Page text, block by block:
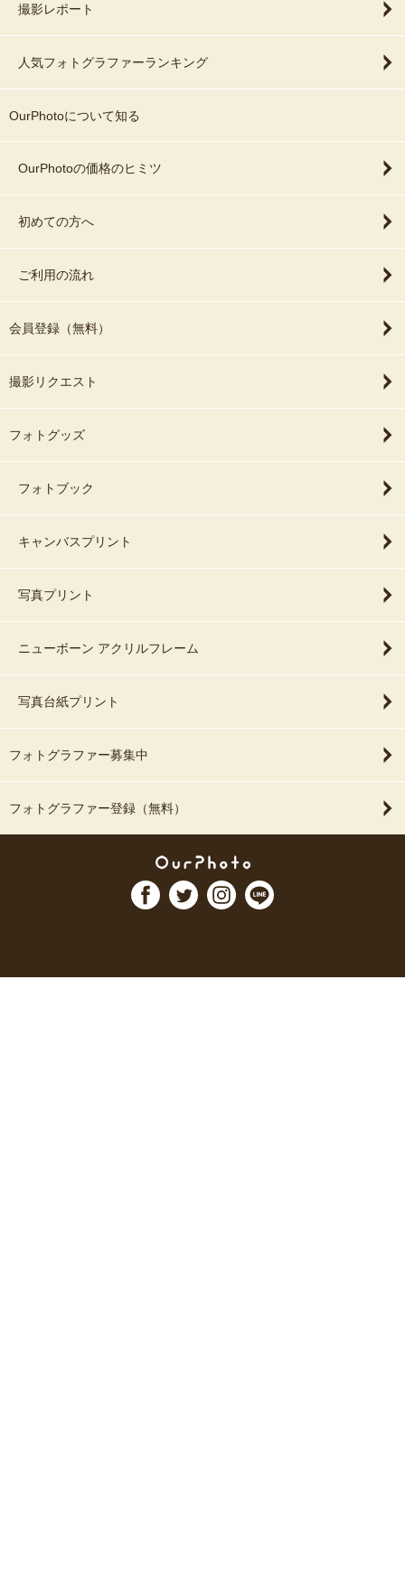
撮影レポート
人気フォトグラファーランキング
OurPhotoについて知る
OurPhotoの価格のヒミツ
初めての方へ
ご利用の流れ
会員登録（無料）
撮影リクエスト
フォトグッズ
フォトブック
キャンバスプリント
写真プリント
ニューボーン アクリルフレーム
写真台紙プリント
フォトグラファー募集中
フォトグラファー登録（無料）